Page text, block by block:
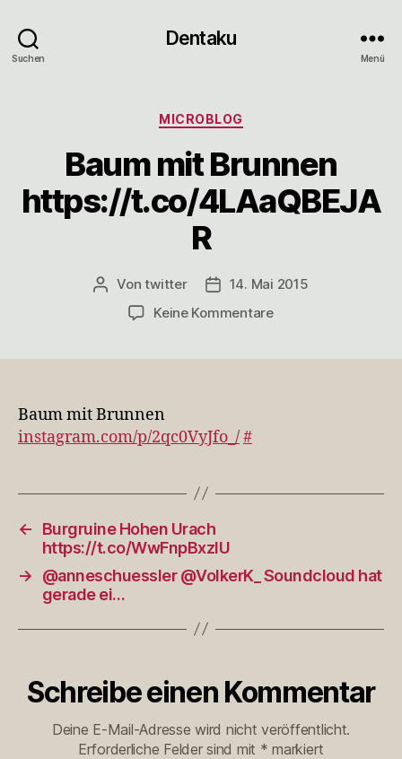
Suchen
Dentaku
Menü
Kategorien
MICROBLOG
Baum mit Brunnen
https://t.co/4LAaQBEJA
R
Beitragsautor
Vontwitter Veröffentlichungsdatum
14. Mai 2015
Keine Kommentarezu
Baum mit Brunnen
instagram.com/p/2qc0VyJfo_/#
←
Burgruine Hohen Urach
https://t.co/WwFnpBxzlU
→
@anneschuessler @VolkerK_ Soundcloud hat
gerade ei…
Schreibe einen Kommentar
Deine E-Mail-Adresse wird nicht veröffentlicht.
Erforderliche Felder sind mit * markiert